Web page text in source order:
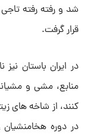
شد و رفته رفته
قرار گرفت.
در ایران باستان
منابع، مشی و
کنند، از شاخه های
در دوره